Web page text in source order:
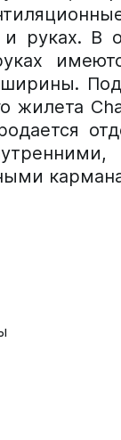
руках. В
жилета